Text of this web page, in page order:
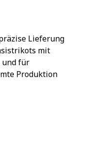
Lieferung
mit
und für
Produktion